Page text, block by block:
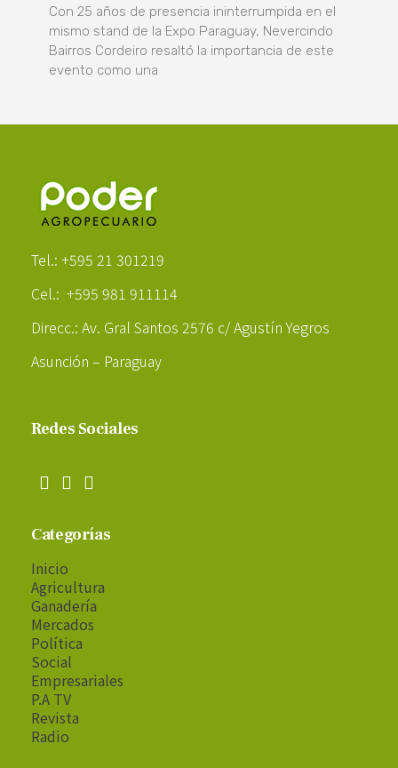
Con 25 años de presencia ininterrumpida en el
mismo stand de la Expo Paraguay, Nevercindo
Bairros Cordeiro resaltó la importancia de este
evento como una
Tel.: +595 21 301219
Cel.: +595 981 911114
Direcc.: Av. Gral Santos 2576 c/ Agustín Yegros
Asunción – Paraguay
Redes Sociales
Categorías
Inicio
Agricultura
Ganadería
Mercados
Política
Social
Empresariales
P.A TV
Revista
Radio